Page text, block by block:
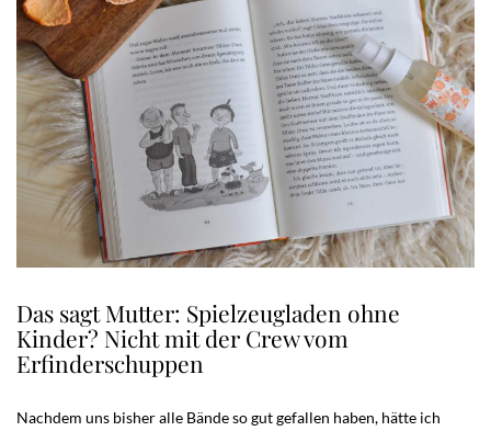
Das sagt Mutter: Spielzeugladen ohne
Kinder? Nicht mit der Crew vom
Erfinderschuppen
Nachdem uns bisher alle Bände so gut gefallen haben, hätte ich